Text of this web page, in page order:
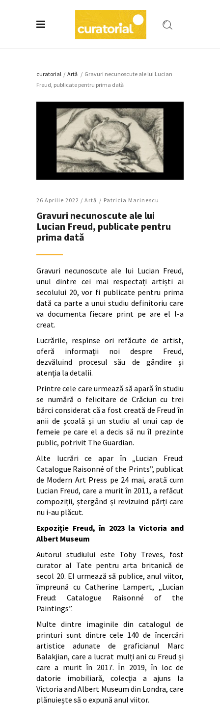
curatorial / Artǎ / Gravuri necunoscute ale lui Lucian
Freud, publicate pentru prima dată
26 Aprilie 2022 / Artǎ Patricia Marinescu
Gravuri necunoscute ale lui
Lucian Freud, publicate pentru
prima dată
Gravuri necunoscute ale lui Lucian Freud,
unul dintre cei mai respectați artiști ai
secolului 20, vor fi publicate pentru prima
dată ca parte a unui studiu definitoriu care
va documenta fiecare print pe are el l-a
creat.
Lucrările, respinse ori refăcute de artist,
oferă informații noi despre Freud,
dezvăluind procesul său de gândire și
atenția la detalii.
Printre cele care urmează să apară în studiu
se numără o felicitare de Crăciun cu trei
bărci considerat că a fost creată de Freud în
anii de școală și un studiu al unui cap de
femeie pe care el a decis să nu îl prezinte
public, potrivit The Guardian.
Alte lucrări ce apar în „Lucian Freud:
Catalogue Raisonné of the Prints”, publicat
de Modern Art Press pe 24 mai, arată cum
Lucian Freud, care a murit în 2011, a refăcut
compoziții, ștergând și revizuind părți care
nu i-au plăcut.
Expoziție Freud, în 2023 la Victoria and
Albert Museum
Autorul studiului este Toby Treves, fost
curator al Tate pentru arta britanică de
secol 20. El urmează să publice, anul viitor,
împreună cu Catherine Lampert, „Lucian
Freud: Catalogue Raisonné of the
Paintings”.
Multe dintre imaginile din catalogul de
printuri sunt dintre cele 140 de încercări
artistice adunate de graficianul Marc
Balakjian, care a lucrat mulți ani cu Freud și
care a murit în 2017. În 2019, în loc de
datorie imobiliară, colecția a ajuns la
Victoria and Albert Museum din Londra, care
plănuiește să o expună anul viitor.